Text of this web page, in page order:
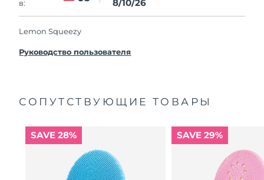
в:
8/10/26
Lemon Squeezy
Руководство пользователя
СОПУТСТВУЮЩИЕ ТОВАРЫ
SAVE 28% SAVE 29%